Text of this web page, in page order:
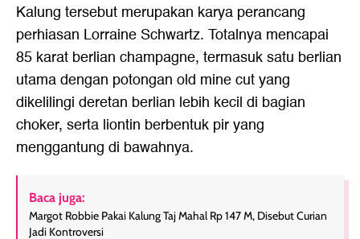
Kalung tersebut merupakan karya perancang
perhiasan Lorraine Schwartz. Totalnya mencapai
85 karat berlian champagne, termasuk satu berlian
utama dengan potongan old mine cut yang
dikelilingi deretan berlian lebih kecil di bagian
choker, serta liontin berbentuk pir yang
menggantung di bawahnya.
Baca juga:
Margot Robbie Pakai Kalung Taj Mahal Rp 147 M, Disebut Curian
Jadi Kontroversi